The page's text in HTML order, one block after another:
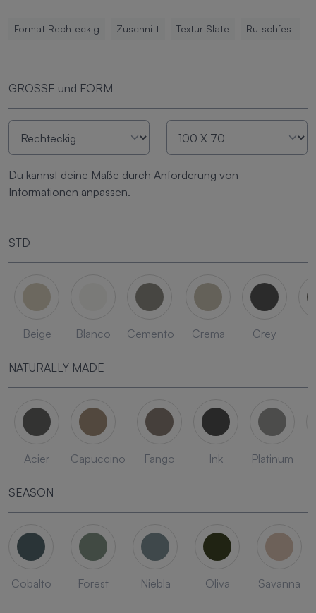
Format Rechteckig Zuschnitt Textur Slate Rutschfest
GRÖSSE und FORM
Du kannst deine Maße durch Anforderung von
Informationen anpassen.
STD
Beige Blanco Cemento Crema Grey
NATURALLY MADE
Acier Capuccino Fango Ink Platinum
SEASON
Cobalto Forest Niebla Oliva Savanna